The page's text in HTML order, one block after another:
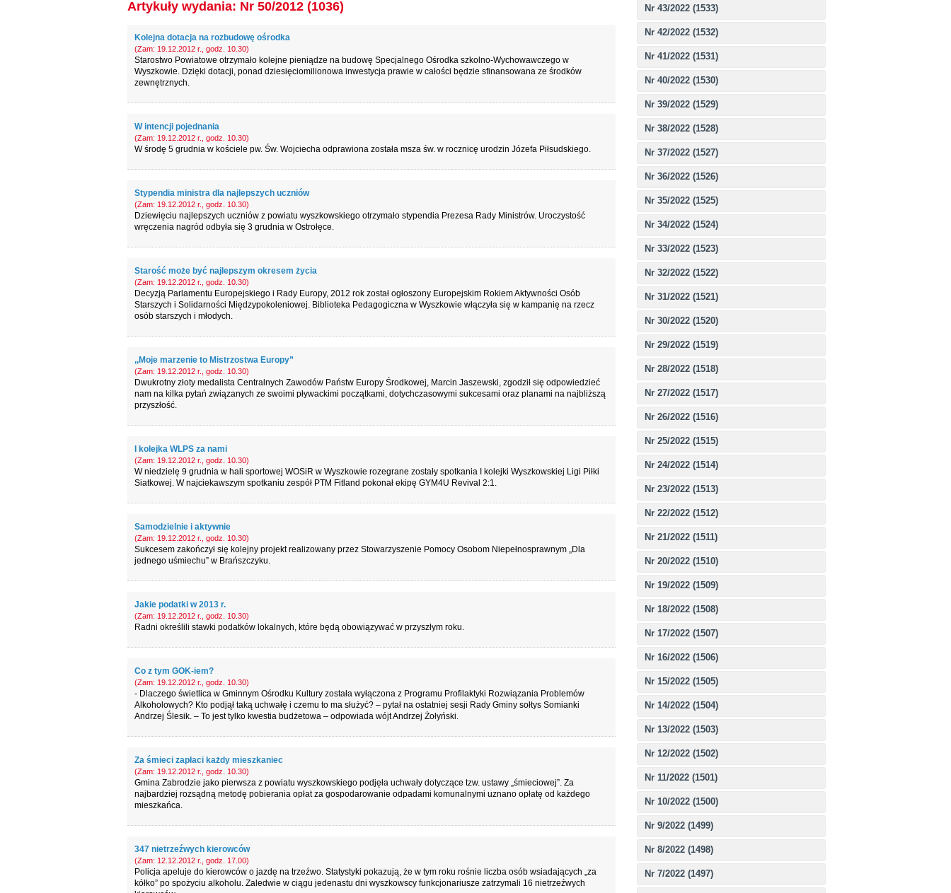
Nr 43/2022 (1533)
Nr 42/2022 (1532)
Nr 41/2022 (1531)
Nr 40/2022 (1530)
Nr 39/2022 (1529)
Nr 38/2022 (1528)
Nr 37/2022 (1527)
Nr 36/2022 (1526)
Nr 35/2022 (1525)
Nr 34/2022 (1524)
Nr 33/2022 (1523)
Nr 32/2022 (1522)
Nr 31/2022 (1521)
Nr 30/2022 (1520)
Nr 29/2022 (1519)
Nr 28/2022 (1518)
Nr 27/2022 (1517)
Nr 26/2022 (1516)
Nr 25/2022 (1515)
Nr 24/2022 (1514)
Nr 23/2022 (1513)
Nr 22/2022 (1512)
Nr 21/2022 (1511)
Nr 20/2022 (1510)
Nr 19/2022 (1509)
Nr 18/2022 (1508)
Nr 17/2022 (1507)
Nr 16/2022 (1506)
Nr 15/2022 (1505)
Nr 14/2022 (1504)
Nr 13/2022 (1503)
Nr 12/2022 (1502)
Nr 11/2022 (1501)
Nr 10/2022 (1500)
Nr 9/2022 (1499)
Nr 8/2022 (1498)
Nr 7/2022 (1497)
Artykuły wydania: Nr 50/2012 (1036)
Kolejna dotacja na rozbudowę ośrodka
(Zam: 19.12.2012 r., godz. 10.30)
Starostwo Powiatowe otrzymało kolejne pieniądze na budowę Specjalnego Ośrodka szkolno-Wychowawczego w
Wyszkowie. Dzięki dotacji, ponad dziesięciomilionowa inwestycja prawie w całości będzie sfinansowana ze środków
zewnętrznych.
W intencji pojednania
(Zam: 19.12.2012 r., godz. 10.30)
W środę 5 grudnia w kościele pw. Św. Wojciecha odprawiona została msza św. w rocznicę urodzin Józefa Piłsudskiego.
Stypendia ministra dla najlepszych uczniów
(Zam: 19.12.2012 r., godz. 10.30)
Dziewięciu najlepszych uczniów z powiatu wyszkowskiego otrzymało stypendia Prezesa Rady Ministrów. Uroczystość
wręczenia nagród odbyła się 3 grudnia w Ostrołęce.
Starość może być najlepszym okresem życia
(Zam: 19.12.2012 r., godz. 10.30)
Decyzją Parlamentu Europejskiego i Rady Europy, 2012 rok został ogłoszony Europejskim Rokiem Aktywności Osób
Starszych i Solidarności Międzypokoleniowej. Biblioteka Pedagogiczna w Wyszkowie włączyła się w kampanię na rzecz
osób starszych i młodych.
,,Moje marzenie to Mistrzostwa Europy”
(Zam: 19.12.2012 r., godz. 10.30)
Dwukrotny złoty medalista Centralnych Zawodów Państw Europy Środkowej, Marcin Jaszewski, zgodził się odpowiedzieć
nam na kilka pytań związanych ze swoimi pływackimi początkami, dotychczasowymi sukcesami oraz planami na najbliższą
przyszłość.
I kolejka WLPS za nami
(Zam: 19.12.2012 r., godz. 10.30)
W niedzielę 9 grudnia w hali sportowej WOSiR w Wyszkowie rozegrane zostały spotkania I kolejki Wyszkowskiej Ligi Piłki
Siatkowej. W najciekawszym spotkaniu zespół PTM Fitland pokonał ekipę GYM4U Revival 2:1.
Samodzielnie i aktywnie
(Zam: 19.12.2012 r., godz. 10.30)
Sukcesem zakończył się kolejny projekt realizowany przez Stowarzyszenie Pomocy Osobom Niepełnosprawnym „Dla
jednego uśmiechu” w Brańszczyku.
Jakie podatki w 2013 r.
(Zam: 19.12.2012 r., godz. 10.30)
Radni określili stawki podatków lokalnych, które będą obowiązywać w przyszłym roku.
Co z tym GOK-iem?
(Zam: 19.12.2012 r., godz. 10.30)
- Dlaczego świetlica w Gminnym Ośrodku Kultury została wyłączona z Programu Profilaktyki Rozwiązania Problemów
Alkoholowych? Kto podjął taką uchwałę i czemu to ma służyć? – pytał na ostatniej sesji Rady Gminy sołtys Somianki
Andrzej Ślesik. – To jest tylko kwestia budżetowa – odpowiada wójt Andrzej Żołyński.
Za śmieci zapłaci każdy mieszkaniec
(Zam: 19.12.2012 r., godz. 10.30)
Gmina Zabrodzie jako pierwsza z powiatu wyszkowskiego podjęła uchwały dotyczące tzw. ustawy „śmieciowej”. Za
najbardziej rozsądną metodę pobierania opłat za gospodarowanie odpadami komunalnymi uznano opłatę od każdego
mieszkańca.
347 nietrzeźwych kierowców
(Zam: 12.12.2012 r., godz. 17.00)
Policja apeluje do kierowców o jazdę na trzeźwo. Statystyki pokazują, że w tym roku rośnie liczba osób wsiadających „za
kółko” po spożyciu alkoholu. Zaledwie w ciągu jedenastu dni wyszkowscy funkcjonariusze zatrzymali 16 nietrzeźwych